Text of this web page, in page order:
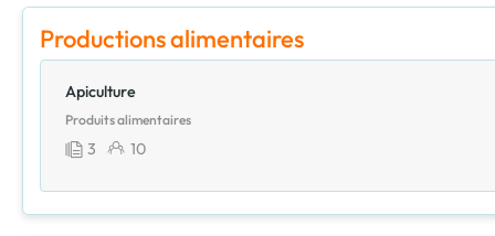
Productions alimentaires
Apiculture
Produits alimentaires
3 10